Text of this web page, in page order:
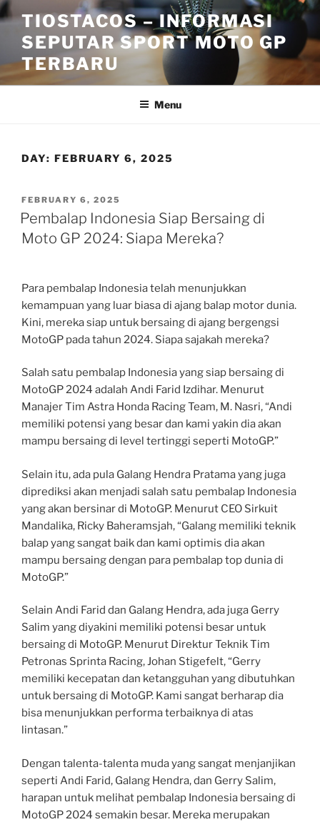
Skip
to
content
TIOSTACOS – INFORMASI
SEPUTAR SPORT MOTO GP
TERBARU
Menu
DAY: FEBRUARY 6, 2025
POSTED
ON
FEBRUARY 6, 2025
Pembalap Indonesia Siap Bersaing di
Moto GP 2024: Siapa Mereka?
Para pembalap Indonesia telah menunjukkan
kemampuan yang luar biasa di ajang balap motor dunia.
Kini, mereka siap untuk bersaing di ajang bergengsi
MotoGP pada tahun 2024. Siapa sajakah mereka?
Salah satu pembalap Indonesia yang siap bersaing di
MotoGP 2024 adalah Andi Farid Izdihar. Menurut
Manajer Tim Astra Honda Racing Team, M. Nasri, “Andi
memiliki potensi yang besar dan kami yakin dia akan
mampu bersaing di level tertinggi seperti MotoGP.”
Selain itu, ada pula Galang Hendra Pratama yang juga
diprediksi akan menjadi salah satu pembalap Indonesia
yang akan bersinar di MotoGP. Menurut CEO Sirkuit
Mandalika, Ricky Baheramsjah, “Galang memiliki teknik
balap yang sangat baik dan kami optimis dia akan
mampu bersaing dengan para pembalap top dunia di
MotoGP.”
Selain Andi Farid dan Galang Hendra, ada juga Gerry
Salim yang diyakini memiliki potensi besar untuk
bersaing di MotoGP. Menurut Direktur Teknik Tim
Petronas Sprinta Racing, Johan Stigefelt, “Gerry
memiliki kecepatan dan ketangguhan yang dibutuhkan
untuk bersaing di MotoGP. Kami sangat berharap dia
bisa menunjukkan performa terbaiknya di atas
lintasan.”
Dengan talenta-talenta muda yang sangat menjanjikan
seperti Andi Farid, Galang Hendra, dan Gerry Salim,
harapan untuk melihat pembalap Indonesia bersaing di
MotoGP 2024 semakin besar. Mereka merupakan